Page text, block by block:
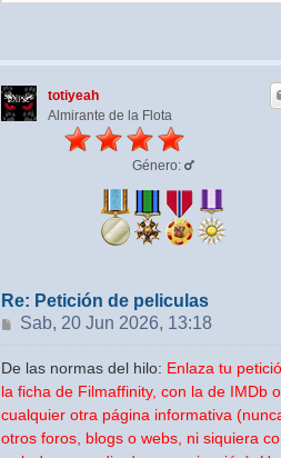
totiyeah
Almirante de la Flota
Género:
Re: Petición de peliculas
Mensaje
Sab, 20 Jun 2026, 13:18
De las normas del hilo: Enlaza tu
la ficha de Filmaffinity, con la de IMDb
cualquier otra página informativa
otros foros, blogs o webs, ni siquiera